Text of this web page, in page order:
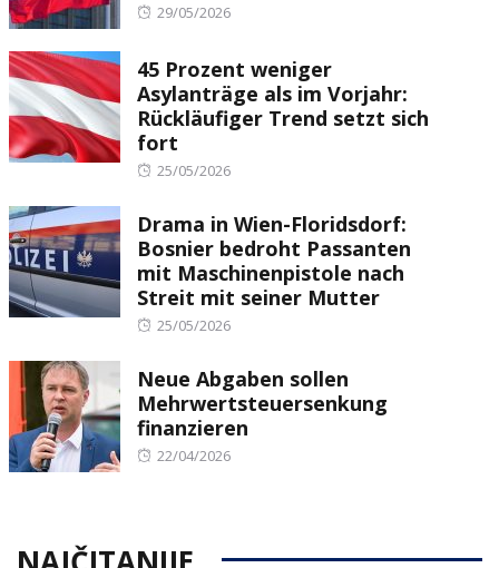
Posted
29/05/2026
45 Prozent weniger
Asylanträge als im Vorjahr:
Rückläufiger Trend setzt sich
fort
Posted
25/05/2026
Drama in Wien-Floridsdorf:
Bosnier bedroht Passanten
mit Maschinenpistole nach
Streit mit seiner Mutter
Posted
25/05/2026
Neue Abgaben sollen
Mehrwertsteuersenkung
finanzieren
Posted
22/04/2026